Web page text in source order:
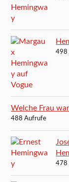
498
Welche Frau
488 Aufrufe
478